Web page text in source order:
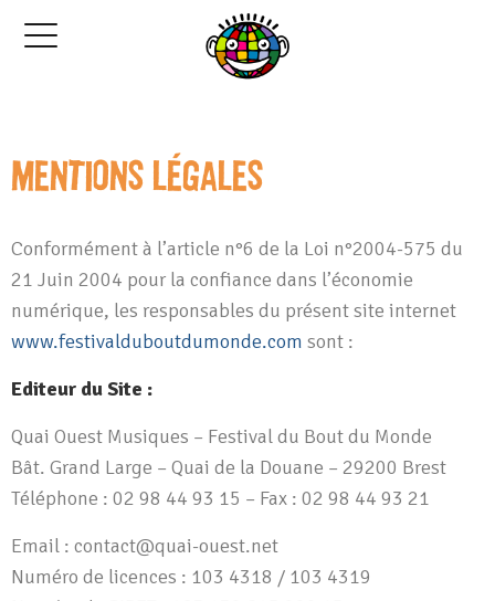
Mentions légales
Conformément à l’article n°6 de la Loi n°2004-575 du
21 Juin 2004 pour la confiance dans l’économie
numérique, les responsables du présent site internet
www.festivalduboutdumonde.com sont :
Editeur du Site :
Quai Ouest Musiques – Festival du Bout du Monde
Bât. Grand Large – Quai de la Douane – 29200 Brest
Téléphone : 02 98 44 93 15 – Fax : 02 98 44 93 21
Email : contact@quai-ouest.net
Numéro de licences : 103 4318 / 103 4319